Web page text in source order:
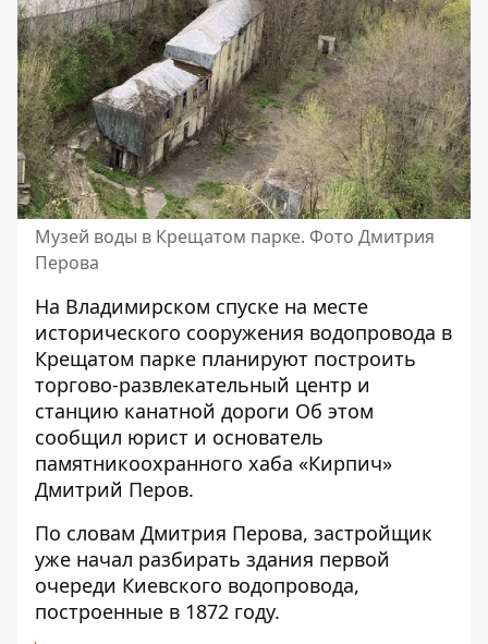
Музей воды в Крещатом парке. Фото Дмитрия
Перова
На Владимирском спуске на месте
исторического сооружения водопровода в
Крещатом парке планируют построить
торгово-развлекательный центр и
станцию ​​канатной дороги Об этом
сообщил юрист и основатель
памятникоохранного хаба «Кирпич»
Дмитрий Перов.
По словам Дмитрия Перова, застройщик
уже начал разбирать здания первой
очереди Киевского водопровода,
построенные в 1872 году.